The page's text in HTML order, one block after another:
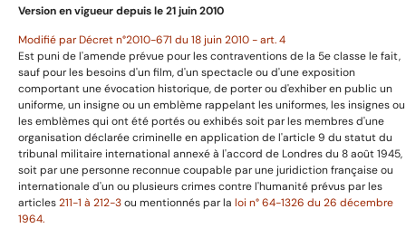
Version en vigueur depuis le 21 juin 2010
Modifié par Décret n°2010-671 du 18 juin 2010 - art. 4
Est puni de l'amende prévue pour les contraventions de la 5e classe le fait,
sauf pour les besoins d'un film, d'un spectacle ou d'une exposition
comportant une évocation historique, de porter ou d'exhiber en public un
uniforme, un insigne ou un emblème rappelant les uniformes, les insignes ou
les emblèmes qui ont été portés ou exhibés soit par les membres d'une
organisation déclarée criminelle en application de l'article 9 du statut du
tribunal militaire international annexé à l'accord de Londres du 8 août 1945,
soit par une personne reconnue coupable par une juridiction française ou
internationale d'un ou plusieurs crimes contre l'humanité prévus par les
articles211-1 à 212-3ou mentionnés par la loi n° 64-1326 du 26 décembre
1964.
Harnachement
Décorations et médailles
Armes anciennes
Livres et images
Informations utiles